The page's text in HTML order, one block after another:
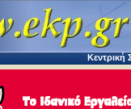
Κεντρική